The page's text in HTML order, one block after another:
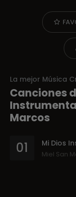
La mejor Música
Canciones
Marcos
01 Mi Dios
Miel San